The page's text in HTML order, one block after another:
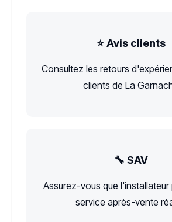
⭐ Avis clients
Consultez les retours
clients de La
🔧 SAV
Assurez-vous que
service après-vente